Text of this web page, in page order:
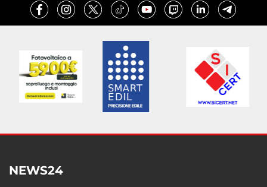
NEWS24